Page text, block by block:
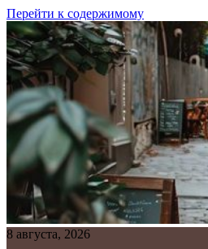
Перейти к содержимому
8 августа, 2026